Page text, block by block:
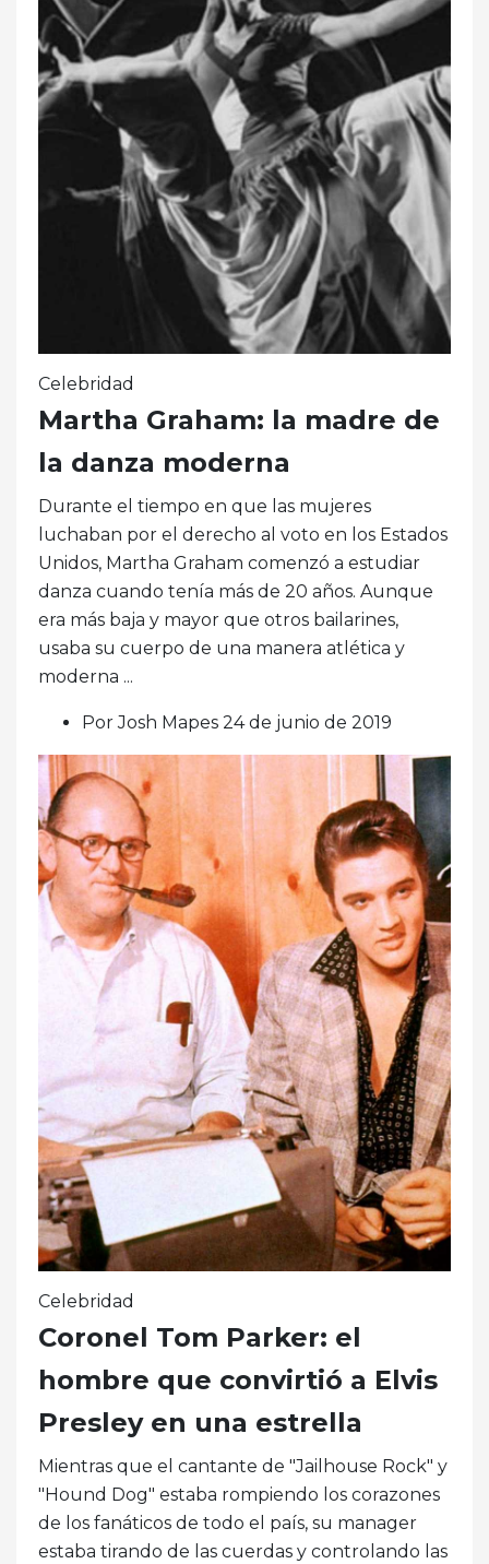
Celebridad
Martha Graham: la madre de
la danza moderna
Durante el tiempo en que las mujeres
luchaban por el derecho al voto en los Estados
Unidos, Martha Graham comenzó a estudiar
danza cuando tenía más de 20 años. Aunque
era más baja y mayor que otros bailarines,
usaba su cuerpo de una manera atlética y
moderna ...
Por Josh Mapes 24 de junio de 2019
Celebridad
Coronel Tom Parker: el
hombre que convirtió a Elvis
Presley en una estrella
Mientras que el cantante de "Jailhouse Rock" y
"Hound Dog" estaba rompiendo los corazones
de los fanáticos de todo el país, su manager
estaba tirando de las cuerdas y controlando las